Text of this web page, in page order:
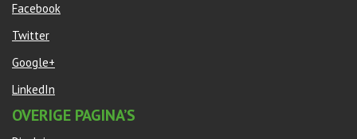
Facebook
Twitter
Google+
LinkedIn
OVERIGE PAGINA’S